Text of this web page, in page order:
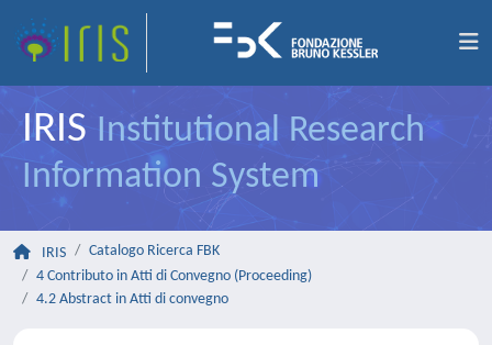
IRIS Institutional Research
Information System
IRIS
Catalogo Ricerca FBK
4 Contributo in Atti di Convegno (Proceeding)
4.2 Abstract in Atti di convegno